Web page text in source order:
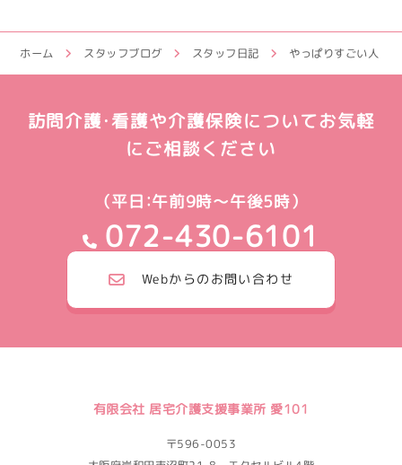
ホーム スタッフブログ スタッフ日記 やっぱりすごい人
訪問介護・看護や介護保険についてお気軽
にご相談ください
（平日：午前9時～午後5時）
072-430-6101
Webからのお問い合わせ
有限会社 居宅介護支援事業所 愛101
〒596-0053